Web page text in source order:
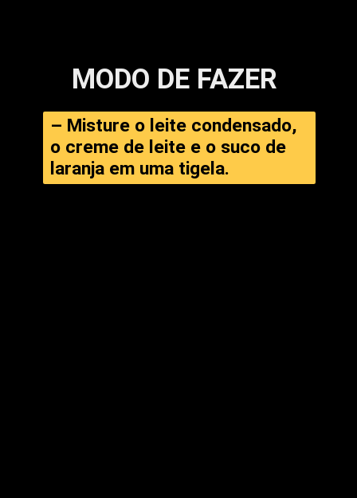
MODO DE FAZER
– Misture o leite condensado,
o creme de leite e o suco de
laranja em uma tigela.